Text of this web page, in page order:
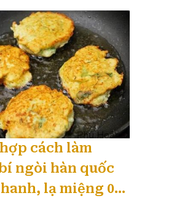
cách làm
ngòi hàn quốc
lạ miệng 08